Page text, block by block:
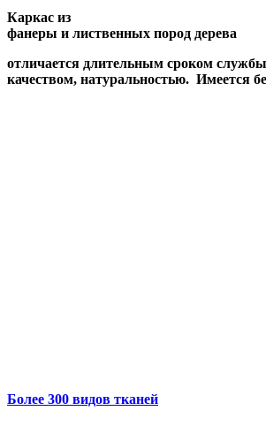
Каркас из
фанеры и лиственных пород дерева
отличается длительным сроком
качеством, натуральностью. Имеется
Более 300 видов тканей